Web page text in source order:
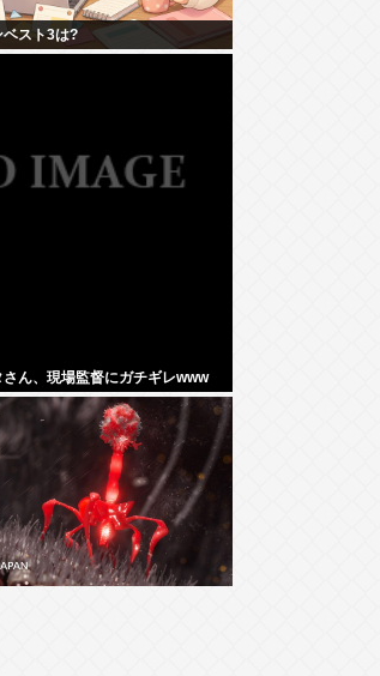
ベスト3は?
さん、現場監督にガチギレwww